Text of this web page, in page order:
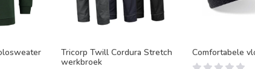
Tricorp Twill Cordura Stretch
werkbroek
Comfortabele